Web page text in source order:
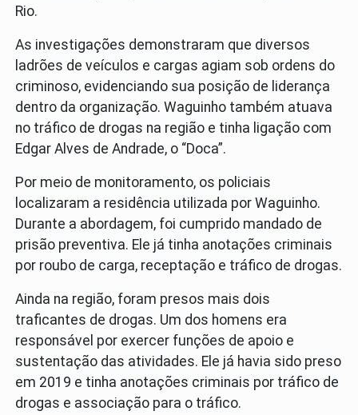
Rio.
As investigações demonstraram que diversos
ladrões de veículos e cargas agiam sob ordens do
criminoso, evidenciando sua posição de liderança
dentro da organização. Waguinho também atuava
no tráfico de drogas na região e tinha ligação com
Edgar Alves de Andrade, o “Doca”.
Por meio de monitoramento, os policiais
localizaram a residência utilizada por Waguinho.
Durante a abordagem, foi cumprido mandado de
prisão preventiva. Ele já tinha anotações criminais
por roubo de carga, receptação e tráfico de drogas.
Ainda na região, foram presos mais dois
traficantes de drogas. Um dos homens era
responsável por exercer funções de apoio e
sustentação das atividades. Ele já havia sido preso
em 2019 e tinha anotações criminais por tráfico de
drogas e associação para o tráfico.